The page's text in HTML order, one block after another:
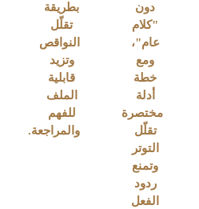
دون
"كلام
عام"،
ومع
خطة
أدلة
مختصرة
تقلّل
التوتر
وتمنع
ردود
الفعل
بطريقة
تقلّل
النواقص
وتزيد
قابلية
الملف
للفهم
والمراجعة.